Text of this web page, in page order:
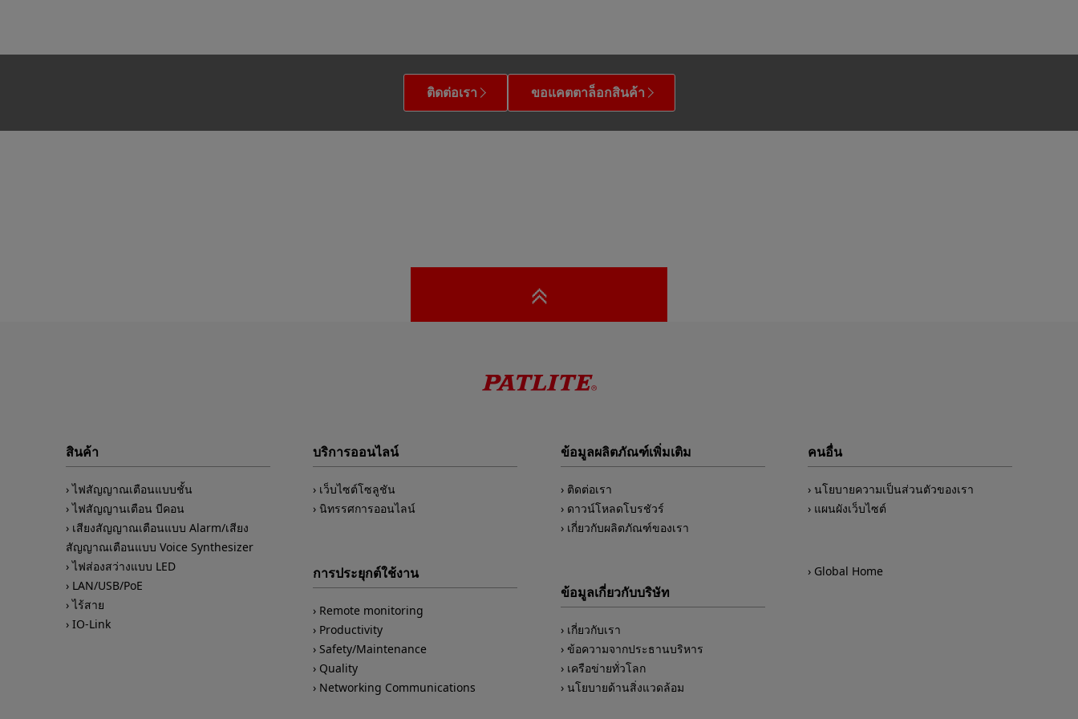
ติดต่อเรา ขอแคตตาล็อกสินค้า
สินค้า
ไฟสัญญาณเตือนแบบชั้น
ไฟสัญญานเตือน บีคอน
เสียงสัญญาณเตือนแบบ Alarm/เสียง
สัญญาณเตือนแบบ Voice Synthesizer
ไฟส่องสว่างแบบ LED
LAN/USB/PoE
ไร้สาย
IO-Link
บริการออนไลน์
เว็บไซต์โซลูชัน
นิทรรศการออนไลน์
การประยุกต์ใช้งาน
Remote monitoring
Productivity
Safety/Maintenance
Quality
Networking Communications
ข้อมูลผลิตภัณฑ์เพิ่มเติม
ติดต่อเรา
ดาวน์โหลดโบรชัวร์
เกี่ยวกับผลิตภัณฑ์ของเรา
ข้อมูลเกี่ยวกับบริษัท
เกี่ยวกับเรา
ข้อความจากประธานบริหาร
เครือข่ายทั่วโลก
นโยบายด้านสิ่งแวดล้อม
คนอื่น
นโยบายความเป็นส่วนตัวของเรา
แผนผังเว็บไซต์
Global Home